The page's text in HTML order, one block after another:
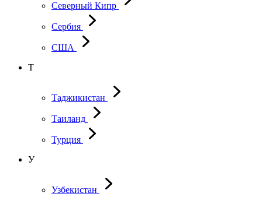
Северный Кипр
Сербия
США
Т
Таджикистан
Таиланд
Турция
У
Узбекистан